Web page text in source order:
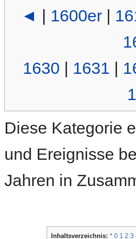
◄
1600er
1630
1631
Diese Kategorie
und Ereignisse
Jahren in
Inhaltsverzeichnis: * 0 1 2 3